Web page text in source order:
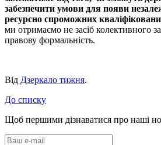
забезпечити умови для появи
ресурсно спроможних
ми отримаємо не засіб колективного
правову формальність.
Від Дзеркало тижня.
До списку
Щоб першими дізнаватися про наші